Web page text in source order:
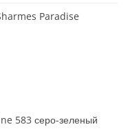
Paradise
583 серо-зеленый